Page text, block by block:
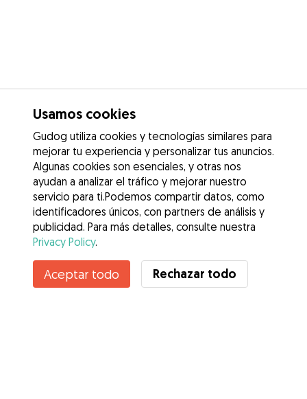
Contacta con Sandra
¿Conoces los Beneficios de Gudog? Ver más
Usamos cookies
Gudog utiliza cookies y tecnologías similares para
mejorar tu experiencia y personalizar tus anuncios.
Algunas cookies son esenciales, y otras nos
ayudan a analizar el tráfico y mejorar nuestro
servicio para ti.Podemos compartir datos, como
identificadores únicos, con partners de análisis y
publicidad. Para más detalles, consulte nuestra
Privacy Policy.
Aceptar todo Rechazar todo